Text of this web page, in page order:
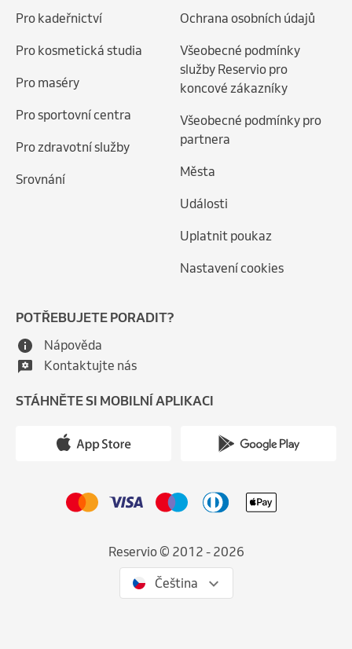
Pro kadeřnictví
Pro kosmetická studia
Pro maséry
Pro sportovní centra
Pro zdravotní služby
Srovnání
Ochrana osobních údajů
Všeobecné podmínky
služby Reservio pro
koncové zákazníky
Všeobecné podmínky pro
partnera
Města
Události
Uplatnit poukaz
Nastavení cookies
POTŘEBUJETE PORADIT?
Nápověda
Kontaktujte nás
STÁHNĚTE SI MOBILNÍ APLIKACI
Reservio © 2012 - 2026
Čeština